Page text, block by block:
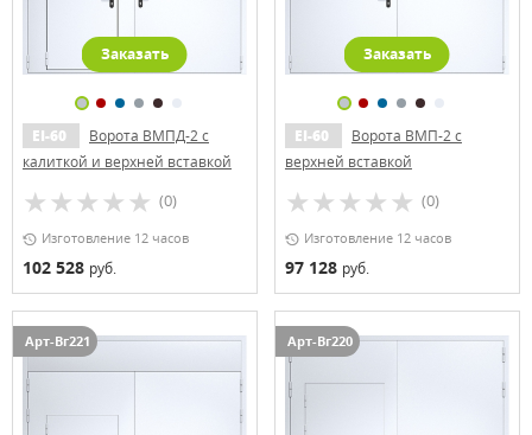
Заказать
EI-60
Ворота ВМПД-2 с
калиткой и верхней вставкой
(0)
Изготовление 12 часов
102 528 руб.
Заказать
EI-60
Ворота ВМП-2 с
верхней вставкой
(0)
Изготовление 12 часов
97 128 руб.
Арт-Вг221 Арт-Вг220